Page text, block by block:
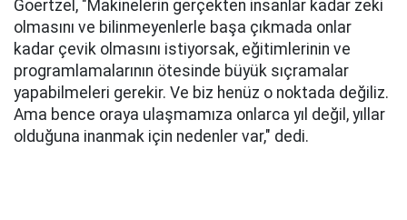
Goertzel, "Makinelerin gerçekten insanlar kadar zeki
olmasını ve bilinmeyenlerle başa çıkmada onlar
kadar çevik olmasını istiyorsak, eğitimlerinin ve
programlamalarının ötesinde büyük sıçramalar
yapabilmeleri gerekir. Ve biz henüz o noktada değiliz.
Ama bence oraya ulaşmamıza onlarca yıl değil, yıllar
olduğuna inanmak için nedenler var," dedi.